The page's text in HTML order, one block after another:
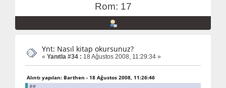
Rom: 17
Ynt: Nasıl kitap okursunuz?
« Yanıtla #34 : 18 Ağustos 2008, 11:29:34 »
Alıntı yapılan: Barthen - 18 Ağustos 2008, 11:26:46